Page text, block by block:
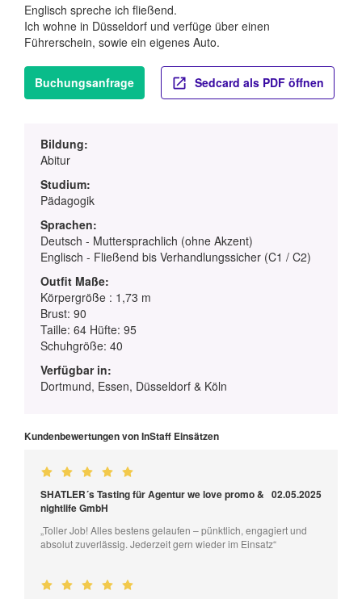
Englisch spreche ich fließend.
Ich wohne in Düsseldorf und verfüge über einen
Führerschein, sowie ein eigenes Auto.
Buchungsanfrage Sedcard als PDF öffnen
Bildung:
Abitur
Studium:
Pädagogik
Sprachen:
Deutsch - Muttersprachlich (ohne Akzent)
Englisch - Fließend bis Verhandlungssicher (C1 / C2)
Outfit Maße:
Körpergröße : 1,73 m
Brust: 90
Taille: 64 Hüfte: 95
Schuhgröße: 40
Verfügbar in:
Dortmund, Essen, Düsseldorf & Köln
Kundenbewertungen von InStaff Einsätzen
SHATLER´s Tasting für Agentur we love promo &
nightlife GmbH
02.05.2025
„Toller Job! Alles bestens gelaufen – pünktlich, engagiert und
absolut zuverlässig. Jederzeit gern wieder im Einsatz“